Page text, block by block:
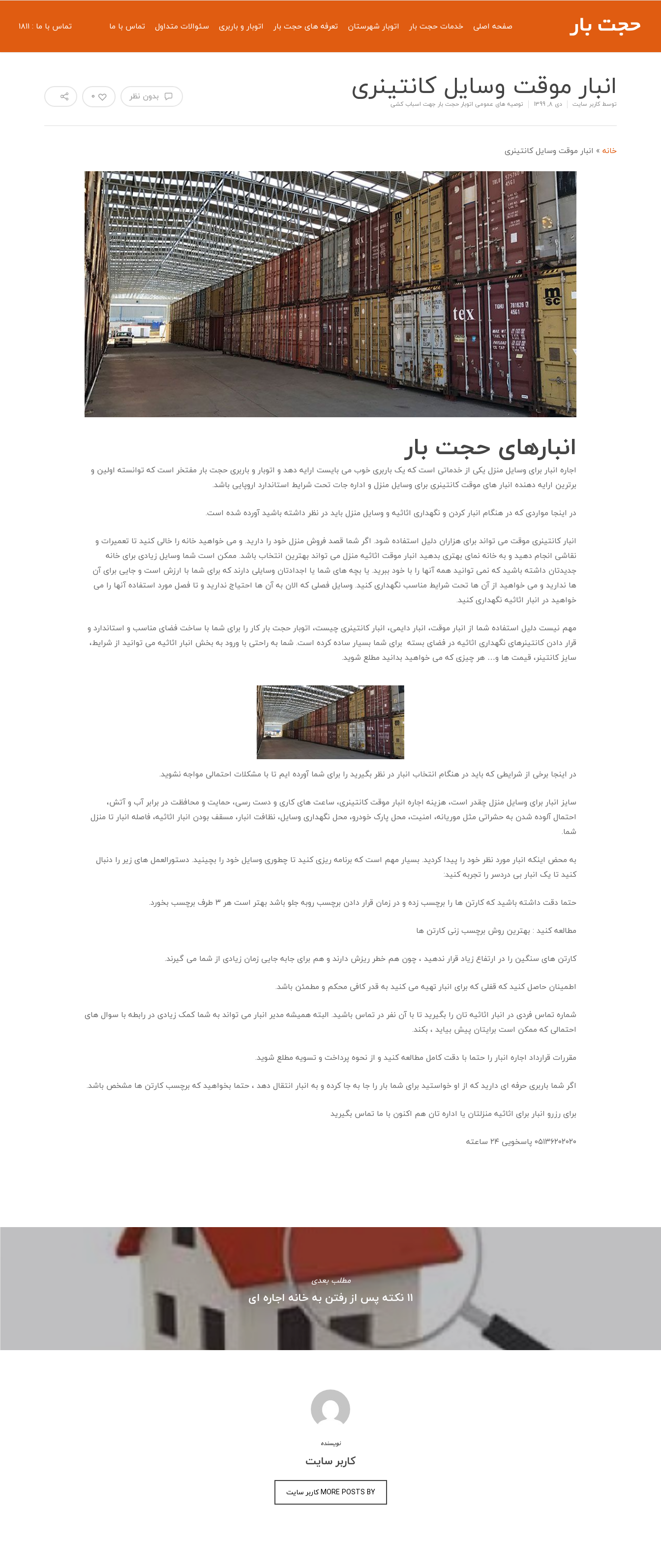
صفحه اصلی خدمات حجت بار اتوبار شهرستان تعرفه های حجت بار اتوبار و باربری سئوالات متداول تماس با ما تماس با ما : ۱۸۱۱
انبار موقت وسایل کانتینری
توسط کاربر سایت دی 8, 1399 توصیه های عمومی اتوبار حجت بار جهت اسباب کشی
بدون نظر 0
خانه » انبار موقت وسایل کانتینری
انبارهای حجت بار
اجاره انبار برای وسایل منزل یکی از خدماتی است که یک باربری خوب می بایست ارایه دهد و اتوبار و باربری حجت بار مفتخر است که توانسته اولین و
برترین ارایه دهنده انبار های موقت کانتینری برای وسایل منزل و اداره جات تحت شرایط استاندارد اروپایی باشد.
در اینجا مواردی که در هنگام انبار کردن و نگهداری اثاثیه و وسایل منزل باید در نظر داشته باشید آورده شده است.
انبار کانتینری موقت می تواند برای هزاران دلیل استفاده شود. اگر شما قصد فروش منزل خود را دارید. و می خواهید خانه را خالی کنید تا تعمیرات و
نقاشی انجام دهید و به خانه نمای بهتری بدهید انبار موقت اثاثیه منزل می تواند بهترین انتخاب باشد. ممکن است شما وسایل زیادی برای خانه
جدیدتان داشته باشید که نمی توانید همه آنها را با خود ببرید. یا بچه های شما یا اجدادتان وسایلی دارند که برای شما با ارزش است و جایی برای آن
ها ندارید و می خواهید از آن ها تحت شرایط مناسب نگهداری کنید. وسایل فصلی که الان به آن ها احتیاج ندارید و تا فصل مورد استفاده آنها را می
خواهید در انبار اثاثیه نگهداری کنید.
مهم نیست دلیل استفاده شما از انبار موقت، انبار دایمی، انبار کانتینری چیست، اتوبار حجت بار کار را برای شما با ساخت فضای مناسب و استاندارد و
قرار دادن کانتینرهای نگهداری اثاثیه در فضای بسته برای شما بسیار ساده کرده است. شما به راحتی با ورود به بخش انبار اثاثیه می توانید از شرایط،
سایز کانتینر، قیمت ها و… هر چیزی که می خواهید بدانید مطلع شوید.
در اینجا برخی از شرایطی که باید در هنگام انتخاب انبار در نظر بگیرید را برای شما آورده ایم تا با مشکلات احتمالی مواجه نشوید.
سایز انبار برای وسایل منزل چقدر است، هزینه اجاره انبار موقت کانتینری، ساعت های کاری و دست رسی، حمایت و محافظت در برابر آب و آتش،
احتمال آلوده شدن به حشراتی مثل موریانه، امنیت، محل پارک خودرو، محل نگهداری وسایل، نظافت انبار، مسقف بودن انبار اثاثیه، فاصله انبار تا منزل
شما.
به محض اینکه انبار مورد نظر خود را پیدا کردید. بسیار مهم است که برنامه ریزی کنید تا چطوری وسایل خود را بچینید. دستورالعمل های زیر را دنبال
کنید تا یک انبار بی دردسر را تجربه کنید:
حتما دقت داشته باشید که کارتن ها را برچسب زده و در زمان قرار دادن برچسب روبه جلو باشد بهتر است هر ۳ طرف برچسب بخورد.
مطالعه کنید : بهترین روش برچسب زنی کارتن ها
کارتن های سنگین را در ارتفاع زیاد قرار ندهید ، چون هم خطر ریزش دارند و هم برای جابه جایی زمان زیادی از شما می گیرند.
اطمینان حاصل کنید که قفلی که برای انبار تهیه می کنید به قدر کافی محکم و مطمئن باشد.
شماره تماس فردی در انبار اثاثیه تان را بگیرید تا با آن نفر در تماس باشید. البته همیشه مدیر انبار می تواند به شما کمک زیادی در رابطه با سوال های
احتمالی که ممکن است برایتان پیش بیاید ، بکند.
مقررات قرارداد اجاره انبار را حتما با دقت کامل مطالعه کنید و از نحوه پرداخت و تسویه مطلع شوید.
اگر شما باربری حرفه ای دارید که از او خواستید برای شما بار را جا به جا کرده و به انبار انتقال دهد ، حتما بخواهید که برچسب کارتن ها مشخص باشد.
برای رزرو انبار برای اثاثیه منزلتان یا اداره تان هم اکنون با ما تماس بگیرید
۰۵۱۳۶۲۰۲۰۲۰ پاسخویی ۲۴ ساعته
مطلب بعدی
۱۱ نکته پس از رفتن به خانه اجاره ای
نویسنده
کاربر سایت
MORE POSTS BY کاربر سایت